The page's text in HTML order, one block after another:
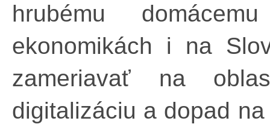
hrubému
ekonomikách i na
zameriavať na
digitalizáciu a dopad